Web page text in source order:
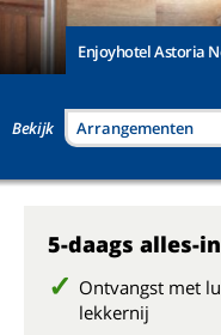
Enjoyhotel Astoria
Bekijk Arrangementen
5-daags alles-
Ontvangst met
lekkernij